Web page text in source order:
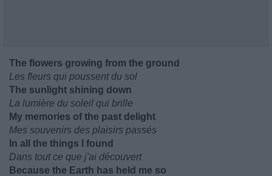
The flowers growing from the ground
Les fleurs qui poussent du sol
The sunlight shining down
La lumière du soleil qui brille
My memories of the past delight
Mes souvenirs des plaisirs passés
In all the things I found
Dans tout ce que j'ai découvert
Because the Earth has held me so